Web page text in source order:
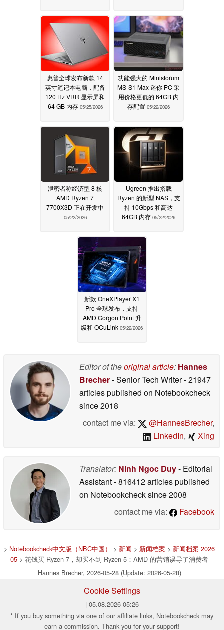
惠普全球发布新款 14
英寸笔记本电脑，配备
120 Hz VRR 显示屏和
64 GB 内存 05/25/2026
功能强大的 Minisforum
MS-S1 Max 迷你 PC 采
用价格更低的 64GB 内
存配置 05/22/2026
泄密者称经济型 8 核
AMD Ryzen 7
7700X3D 正在开发中
05/22/2026
Ugreen 推出搭载
Ryzen 的新型 NAS，支
持 10Gbps 和高达
64GB 内存 05/22/2026
新款 OneXPlayer X1
Pro 全球发布，支持
AMD Gorgon Point 升
级和 OCuLink 05/22/2026
Editor of theoriginal article: Hannes
Brecher- Senior Tech Writer- 21947
articles published on Notebookcheck
since 2018
contact me via:
@HannesBrecher,
LinkedIn, Xing
Translator: Ninh Ngoc Duy- Editorial
Assistant- 816412 articles published
on Notebookchecksince 2008
contact me via:
Facebook
> Notebookcheck中文版（NBC中国） > 新闻 > 新闻档案 > 新闻档案 2026
05 > 花钱买 Ryzen 7，却买不到 Ryzen 5：AMD 的营销误导了消费者
Hannes Brecher, 2026-05-28 (Update: 2026-05-28)
Cookie Settings
| 05.08.2026 05:26
* If you buy something via one of our affiliate links, Notebookcheck may
earn a commission. Thank you for your support!